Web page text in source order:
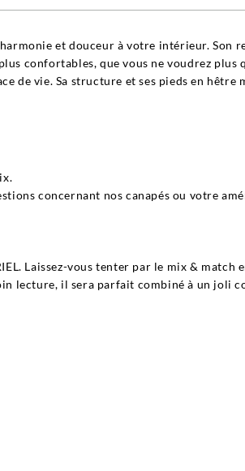
et douceur à votre intérieur. Son
confortables, que vous ne voudrez plus
de vie. Sa structure et ses pieds en hêtre
concernant nos canapés ou votre
Laissez-vous tenter par le mix & match
lecture, il sera parfait combiné à un joli